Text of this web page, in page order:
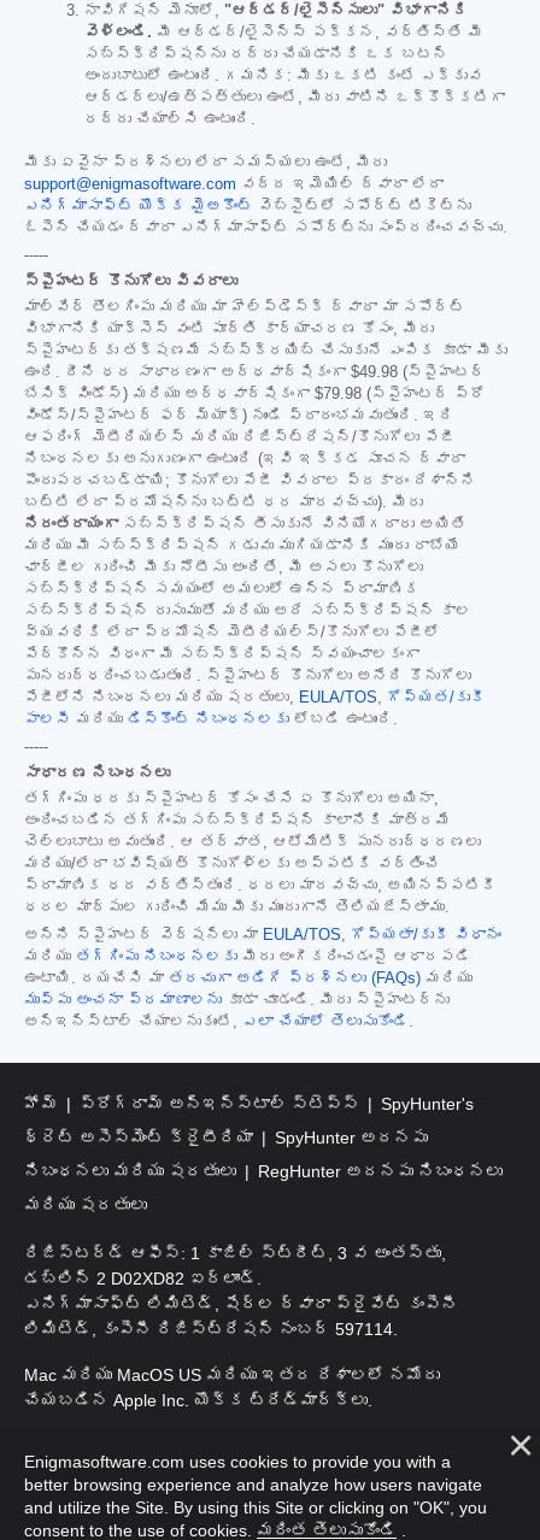
నావిగేషన్ మెనూలో, "ఆర్డర్/లైసెన్సులు" విభాగానికి
వెళ్లండి. మీ ఆర్డర్/లైసెన్స్ పక్కన, వర్తిస్తే మీ
సబ్‌స్క్రిప్షన్‌ను రద్దు చేయడానికి ఒక బటన్
అందుబాటులో ఉంటుంది. గమనిక: మీకు ఒకటి కంటే ఎక్కువ
ఆర్డర్‌లు/ఉత్పత్తులు ఉంటే, మీరు వాటిని ఒక్కొక్కటిగా
రద్దు చేయాల్సి ఉంటుంది.
మీకు ఏవైనా ప్రశ్నలు లేదా సమస్యలు ఉంటే, మీరు
support@enigmasoftware.com వద్ద ఇమెయిల్ ద్వారా లేదా
ఎనిగ్మాసాఫ్ట్ యొక్క మైఅకౌంట్
వెబ్‌సైట్‌లో సపోర్ట్ టికెట్‌ను
ఓపెన్ చేయడం ద్వారా ఎనిగ్మాసాఫ్ట్ సపోర్ట్‌ను సంప్రదించవచ్చు.
-----
స్పైహంటర్ కొనుగోలు వివరాలు
మాల్‌వేర్ తొలగింపు మరియు మా హెల్ప్‌డెస్క్ ద్వారా మా సపోర్ట్
విభాగానికి యాక్సెస్ వంటి పూర్తి కార్యాచరణ కోసం, మీరు
స్పైహంటర్‌కు తక్షణమే సబ్‌స్క్రయిబ్ చేసుకునే ఎంపిక కూడా మీకు
ఉంది. దీని ధర సాధారణంగా అర్ధవార్షికంగా $49.98 (స్పైహంటర్
బేసిక్ విండోస్) మరియు అర్ధవార్షికంగా $79.98 (స్పైహంటర్ ప్రో
విండోస్/స్పైహంటర్ ఫర్ మ్యాక్) నుండి ప్రారంభమవుతుంది. ఇది
ఆఫరింగ్ మెటీరియల్స్ మరియు రిజిస్ట్రేషన్/కొనుగోలు పేజీ
నిబంధనలకు అనుగుణంగా ఉంటుంది (ఇవి ఇక్కడ సూచన ద్వారా
పొందుపరచబడ్డాయి; కొనుగోలు పేజీ వివరాల ప్రకారం దేశాన్ని
బట్టి లేదా ప్రమోషన్‌ను బట్టి ధర మారవచ్చు). మీరు
నిరంతరాయంగాసబ్‌స్క్రిప్షన్ తీసుకునే వినియోగదారు అయితే
మరియు మీ సబ్‌స్క్రిప్షన్ గడువు ముగియడానికి ముందు రాబోయే
ఛార్జీల గురించి మీకు నోటీసు అందితే, మీ అసలు కొనుగోలు
సబ్‌స్క్రిప్షన్ సమయంలో అమలులో ఉన్న ప్రామాణిక
సబ్‌స్క్రిప్షన్ రుసుముతో మరియు అదే సబ్‌స్క్రిప్షన్ కాల
వ్యవధికి లేదా ప్రమోషన్ మెటీరియల్స్/కొనుగోలు పేజీలో
పేర్కొన్న విధంగా మీ సబ్‌స్క్రిప్షన్ స్వయంచాలకంగా
పునరుద్ధరించబడుతుంది. స్పైహంటర్ కొనుగోలు అనేది కొనుగోలు
పేజీలోని నిబంధనలు మరియు షరతులు,
EULA/TOS
గోప్యత/కుకీ
పాలసీ మరియు డిస్కౌంట్ నిబంధనలకు లోబడి ఉంటుంది.
-----
సాధారణ నిబంధనలు
తగ్గింపు ధరకు స్పైహంటర్ కోసం చేసే ఏ కొనుగోలు అయినా,
అందించబడిన తగ్గింపు సబ్‌స్క్రిప్షన్ కాలానికి మాత్రమే
చెల్లుబాటు అవుతుంది. ఆ తర్వాత, ఆటోమేటిక్ పునరుద్ధరణలు
మరియు/లేదా భవిష్యత్ కొనుగోళ్లకు అప్పటికి వర్తించే
ప్రామాణిక ధర వర్తిస్తుంది. ధరలు మారవచ్చు, అయినప్పటికీ
ధరల మార్పుల గురించి మేము మీకు ముందుగానే తెలియజేస్తాము.
అన్ని స్పైహంటర్ వెర్షన్‌లు మా EULA/TOS
గోప్యతా/కుకీ విధానం
మరియు తగ్గింపు నిబంధనలకు మీరు అంగీకరించడంపై ఆధారపడి
ఉంటాయి. దయచేసి మా తరచుగా అడిగే ప్రశ్నలు (FAQs) మరియు
ముప్పు అంచనా ప్రమాణాలను కూడా చూడండి. మీరు స్పైహంటర్‌ను
అన్‌ఇన్‌స్టాల్ చేయాలనుకుంటే,
ఎలా చేయాలో తెలుసుకోండి
హోమ్ ప్రోగ్రామ్ అన్‌ఇన్‌స్టాల్ స్టెప్స్
SpyHunter's
థ్రెట్ అసెస్‌మెంట్ క్రైటీరియా
SpyHunter అదనపు
నిబంధనలు మరియు షరతులు
RegHunter అదనపు నిబంధనలు
మరియు షరతులు
రిజిస్టర్డ్ ఆఫీస్: 1 కాజిల్ స్ట్రీట్, 3 వ అంతస్తు,
డబ్లిన్ 2 D02XD82 ఐర్లాండ్.
ఎనిగ్మాసాఫ్ట్ లిమిటెడ్, షేర్ల ద్వారా ప్రైవేట్ కంపెనీ
లిమిటెడ్, కంపెనీ రిజిస్ట్రేషన్ నంబర్ 597114.
Mac మరియు MacOS US మరియు ఇతర దేశాలలో నమోదు
చేయబడిన Apple Inc. యొక్క ట్రేడ్‌మార్క్‌లు.
ప్రత్యేకించుకోవడమైనది.
Enigmasoftware.com uses cookies to provide you with a
better browsing experience and analyze how users navigate
and utilize the Site. By using this Site or clicking on "OK", you
consent to the use of cookies. మరింత తెలుసుకోండి